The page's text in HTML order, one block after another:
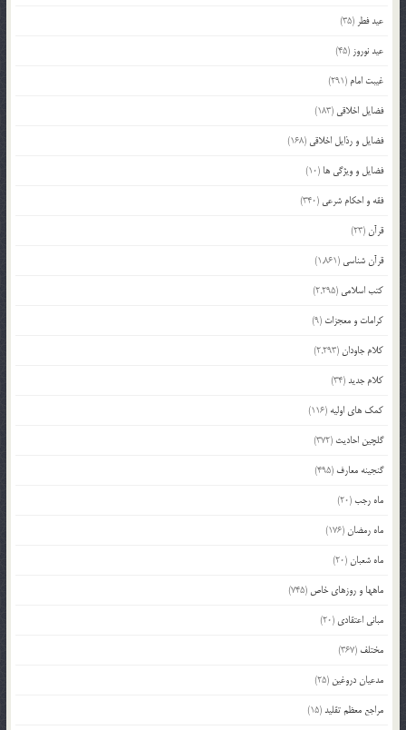
عید فطر (35)
عید نوروز (45)
غیبت امام (291)
فضایل اخلاقی (183)
فضایل و رذایل اخلاقی (168)
فضایل و ویژگی ها (10)
فقه و احکام شرعی (340)
قرآن(23)
قرآن شناسی (1,861)
کتب اسلامی (2,295)
کرامات و معجزات (9)
کلام جاودان(2,293)
کلام جدید(34)
کمک های اولیه (116)
گلچین احادیث (372)
گنجینه معارف (495)
ماه رجب(20)
ماه رمضان(176)
ماه شعبان(20)
ماهها و روزهای خاص (745)
مبانی اعتقادی (20)
مختلف (367)
مدعیان دروغین (25)
مراجع معظم تقلید(15)